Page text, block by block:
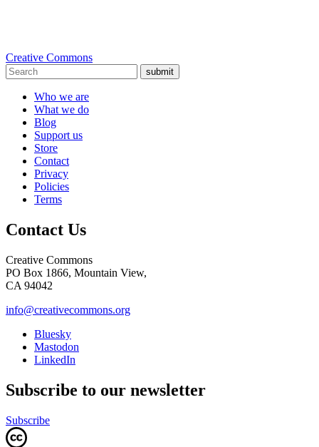
Creative Commons
submit
Who we are
What we do
Blog
Support us
Store
Contact
Privacy
Policies
Terms
Contact Us
Creative Commons
PO Box 1866, Mountain View,
CA 94042
info@creativecommons.org
Bluesky
Mastodon
LinkedIn
Subscribe to our newsletter
Subscribe